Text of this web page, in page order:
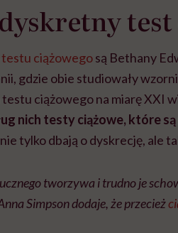
testu ciążowegosą Bethany
gdzie obie studiowały
ciążowego na miarę XXI
nich testy ciążowe, które są
tylko dbają o dyskrecję, ale
tworzywa i trudno je
Simpson dodaje, że przecież